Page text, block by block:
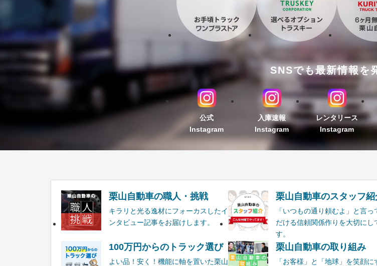
SNSでも最新情報を
公式
Instagram
入庫速報
Instagram
レンタリース
Instagram
栗山自動車の職人・挑戦
キラリと光る逸材にフォーカスしたイ
ンタビュー記事をお届けします。
栗山自動車のスタッフ紹
「いつもの通り頼むよ」と言っ
だける信頼関係作りを大切にし
す。
100万円からのトラック選び
よい品！安く！機能に軸を置いた栗山
栗山自動車の取り組み
「お客様」と「地球」を笑顔に